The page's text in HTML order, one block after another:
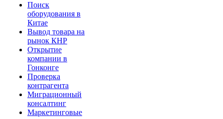
Поиск
оборудования в
Китае
Вывод товара на
рынок КНР
Открытие
компании в
Гонконге
Проверка
контрагента
Миграционный
консалтинг
Маркетинговые